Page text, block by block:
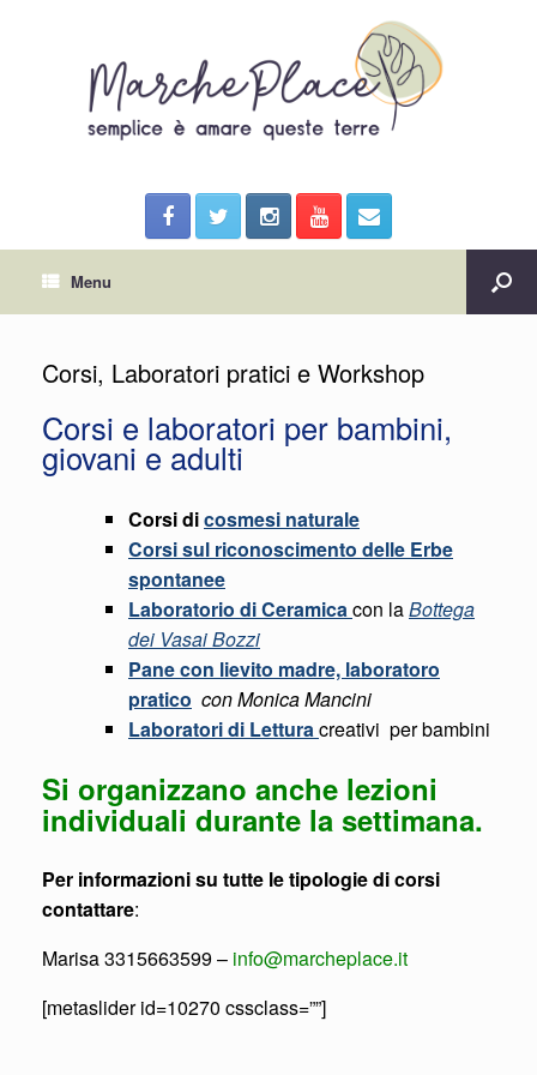
Menu
Corsi, Laboratori pratici e Workshop
Corsi e laboratori per bambini,
giovani e adulti
Corsi dicosmesi naturale
Corsi sul riconoscimento delle Erbe
spontanee
Laboratorio di Ceramica con laBottega
dei Vasai Bozzi
Pane con lievito madre, laboratoro
pratico con Monica Mancini
Laboratori di Lettura creativi per bambini
Si organizzano anche lezioni
individuali durante la settimana.
Per informazioni su tutte le tipologie di corsi
contattare:
Marisa 3315663599 – info@marcheplace.it
[metaslider id=10270 cssclass=””]